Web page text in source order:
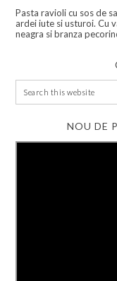
Pasta ravioli cu sos de
ardei iute si usturoi. Cu
neagra si branza
NOU DE